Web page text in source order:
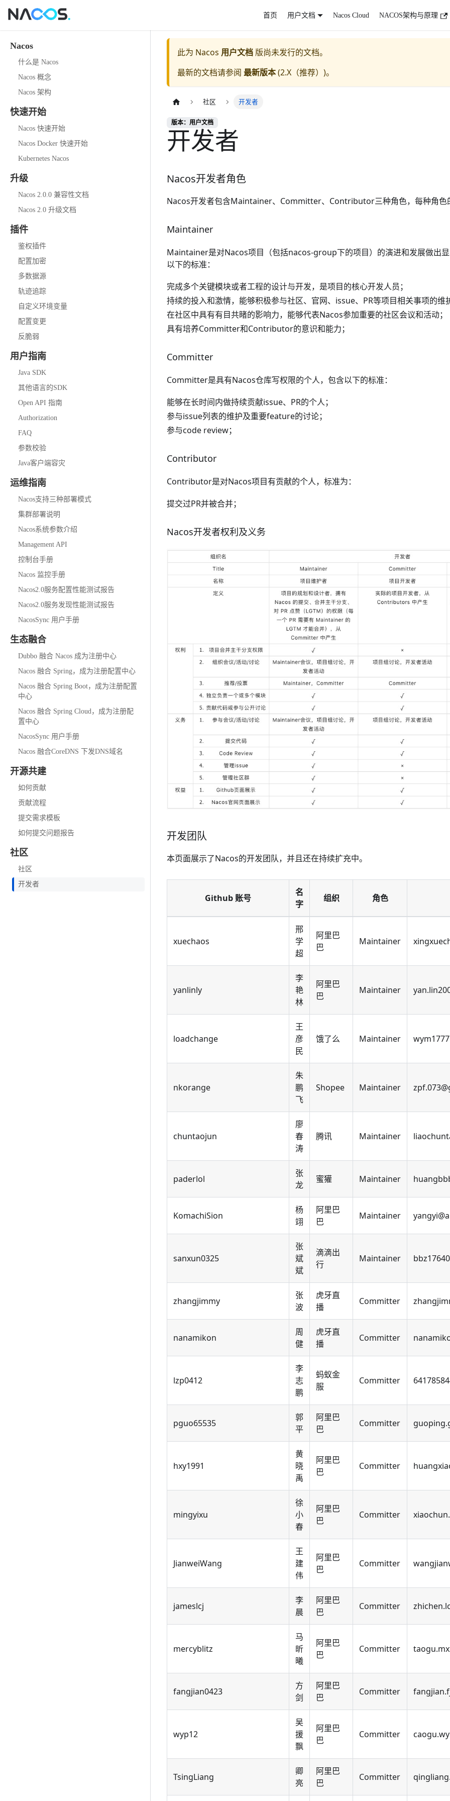
首页 用户文档 Nacos Cloud NACOS架构与原理
Nacos
什么是 Nacos
Nacos 概念
Nacos 架构
快速开始
Nacos 快速开始
Nacos Docker 快速开始
Kubernetes Nacos
升级
Nacos 2.0.0 兼容性文档
Nacos 2.0 升级文档
插件
鉴权插件
配置加密
多数据源
轨迹追踪
自定义环境变量
配置变更
反脆弱
用户指南
Java SDK
其他语言的SDK
Open API 指南
Authorization
FAQ
参数校验
Java客户端容灾
运维指南
Nacos支持三种部署模式
集群部署说明
Nacos系统参数介绍
Management API
控制台手册
Nacos 监控手册
Nacos2.0服务配置性能测试报告
Nacos2.0服务发现性能测试报告
NacosSync 用户手册
生态融合
Dubbo 融合 Nacos 成为注册中心
Nacos 融合 Spring，成为注册配置中心
Nacos 融合 Spring Boot，成为注册配置
中心
Nacos 融合 Spring Cloud，成为注册配
置中心
NacosSync 用户手册
Nacos 融合CoreDNS 下发DNS域名
开源共建
如何贡献
贡献流程
提交需求模板
如何提交问题报告
社区
社区
开发者
此为 Nacos 用户文档 版尚未发行的文档。
最新的文档请参阅 最新版本(2.X（推荐） )。
社区 开发者
版本：用户文档
开发者
Nacos开发者角色
Nacos开发者包含Maintainer、Committer、Contributor三种角色，每种角色
Maintainer
Maintainer是对Nacos项目（包括nacos-group下的项目）的演进和发展做出
以下的标准：
完成多个关键模块或者工程的设计与开发，是项目的核心开发人员；
持续的投入和激情，能够积极参与社区、官网、issue、PR等项目相关事项的维
在社区中具有有目共睹的影响力，能够代表Nacos参加重要的社区会议和活动；
具有培养Committer和Contributor的意识和能力；
Committer
Committer是具有Nacos仓库写权限的个人，包含以下的标准：
能够在长时间内做持续贡献issue、PR的个人；
参与issue列表的维护及重要feature的讨论；
参与code review；
Contributor
Contributor是对Nacos项目有贡献的个人，标准为：
提交过PR并被合并；
Nacos开发者权利及义务
开发团队
本页面展示了Nacos的开发团队，并且还在持续扩充中。
Github 账号
名
字
组织 角色
xuechaos
邢
学
超
阿里巴
巴
Maintainer
yanlinly
李
艳
林
阿里巴
巴
Maintainer
loadchange
王
彦
民
饿了么 Maintainer
nkorange
朱
鹏
飞
Shopee Maintainer
chuntaojun
廖
春
涛
腾讯 Maintainer
paderlol
张
龙
蜜獾 Maintainer
KomachiSion
杨
翊
阿里巴
巴
Maintainer
sanxun0325
张
斌
斌
滴滴出
行
Maintainer
zhangjimmy
张
波
虎牙直
播
Committer
nanamikon
周
健
虎牙直
播
Committer
lzp0412
李
志
鹏
蚂蚁金
服
Committer
pguo65535
郭
平
阿里巴
巴
Committer
hxy1991
黄
晓
禹
阿里巴
巴
Committer
mingyixu
徐
小
春
阿里巴
巴
Committer
JianweiWang
王
建
伟
阿里巴
巴
Committer
jameslcj
李
晨
阿里巴
巴
Committer
mercyblitz
马
昕
曦
阿里巴
巴
Committer
fangjian0423
方
剑
阿里巴
巴
Committer
wyp12
吴
援
飘
阿里巴
巴
Committer
TsingLiang
卿
亮
阿里巴
巴
Committer